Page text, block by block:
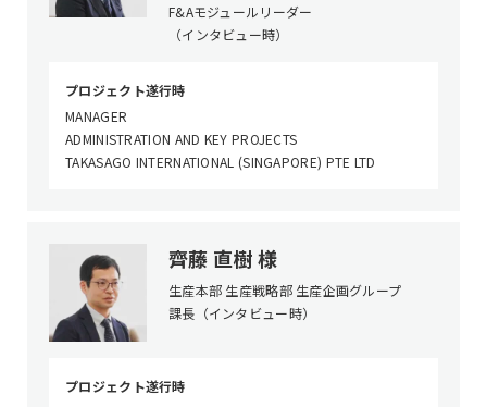
F&Aモジュールリーダー
（インタビュー時）
プロジェクト遂行時
MANAGER
ADMINISTRATION AND KEY PROJECTS
TAKASAGO INTERNATIONAL (SINGAPORE) PTE LTD
齊藤 直樹 様
生産本部 生産戦略部 生産企画グループ
課長 （インタビュー時）
プロジェクト遂行時